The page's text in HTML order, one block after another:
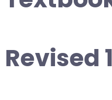
Revised